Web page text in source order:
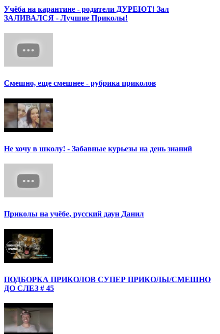
Учёба на карантине - родители ДУРЕЮТ! Зал
ЗАЛИВАЛСЯ - Лучшие Приколы!
Смешно, еще смешнее - рубрика приколов
Не хочу в школу! - Забавные курьезы на день знаний
Приколы на учёбе, русский даун Данил
ПОДБОРКА ПРИКОЛОВ СУПЕР ПРИКОЛЫ/СМЕШНО
ДО СЛЕЗ # 45